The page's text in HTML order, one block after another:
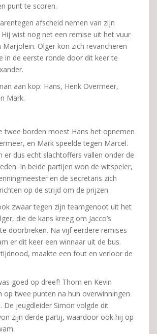
punt te scoren.
afscheid nemen van zijn
wist nog net een remise uit het vuur
Olger kon zich revancheren
in de eerste ronde door dit keer te
aan kop: Hans, Henk Overmeer,
Mark.
twee borden moest Hans het opnemen
en Mark speelde tegen Marcel.
er dus echt slachtoffers vallen onder de
In beide partijen won de witspeler,
en de secretaris zich
op de strijd om de prijzen.
zwaar tegen zijn teamgenoot uit het
die de kans kreeg om Jacco’s
doorbreken. Na vijf eerdere remises
er dit keer een winnaar uit de bus.
maakte een fout en verloor de
goed op dreef! Thom en Kevin
op twee punten na hun overwinningen
De jeugdleider Simon volgde dit
zijn derde partij, waardoor ook hij op